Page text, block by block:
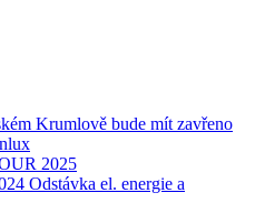
Krumlově bude mít zavřeno
2025
Odstávka el. energie a